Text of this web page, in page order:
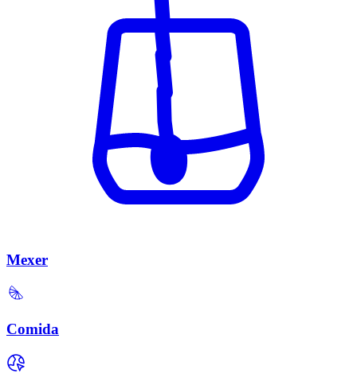
Mexer
Comida